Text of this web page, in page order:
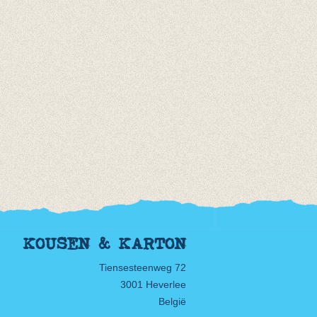
KOUSEN & KARTON
Tiensesteenweg 72
3001 Heverlee
België